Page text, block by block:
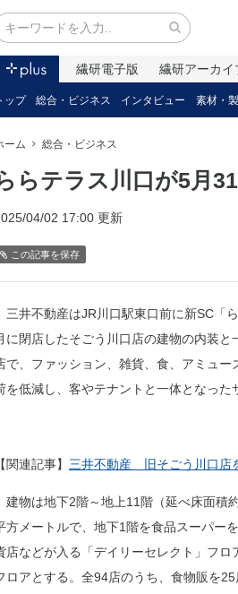
繊研電子版 繊研アーカイ
ップ 総合・ビジネス インタビュー 素材・
ーム 総合・ビジネス
らテラス川口が5月
04/02 17:00 更新
この記事を保存
三井不動産はJR川口駅東口前に新SC「
に閉店したそごう川口店の建物の内装
で、ファッション、雑貨、食、アミュ
を低減し、客やテナントと一体となった
【関連記事】 三井不動産 旧そごう川口店
建物は地下2階～地上11階（延べ床面積
方メートルで、地下1階を食品スーパー
店などが入る「デイリーセレクト」フロ
ロアとする。全94店のうち、食物販を